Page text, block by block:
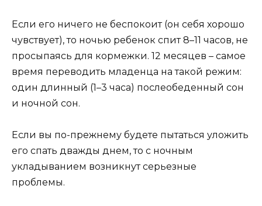
Если его ничего не беспокоит (он себя хорошо
чувствует), то ночью ребенок спит 8–11 часов, не
просыпаясь для кормежки. 12 месяцев – самое
время переводить младенца на такой режим:
один длинный (1–3 часа) послеобеденный сон
и ночной сон.
Если вы по-прежнему будете пытаться уложить
его спать дважды днем, то с ночным
укладыванием возникнут серьезные
проблемы.